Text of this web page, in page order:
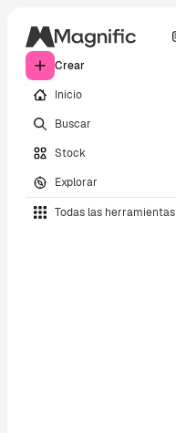
Crear
Inicio
Buscar
Stock
Explorar
Todas las herramientas